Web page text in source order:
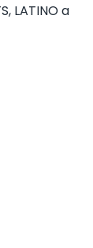
LATINO a